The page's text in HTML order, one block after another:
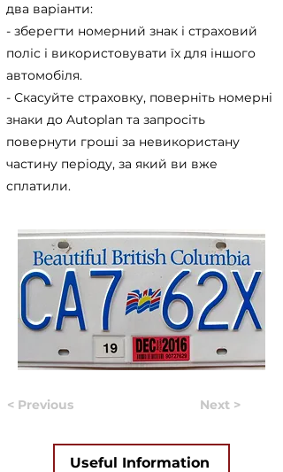
два варіанти:
- зберегти номерний знак і страховий
поліс і використовувати їх для іншого
автомобіля.
- Скасуйте страховку, поверніть номерні
знаки до Autoplan та запросіть
повернути гроші за невикористану
частину періоду, за який ви вже
сплатили.
< Previous Next >
Useful Information